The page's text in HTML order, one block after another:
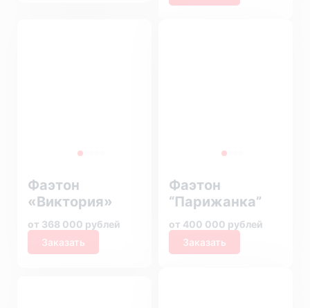
Фаэтон
«Виктория»
от 368 000 рублей
Заказать
Фаэтон
“Парижанка”
от 400 000 рублей
Заказать